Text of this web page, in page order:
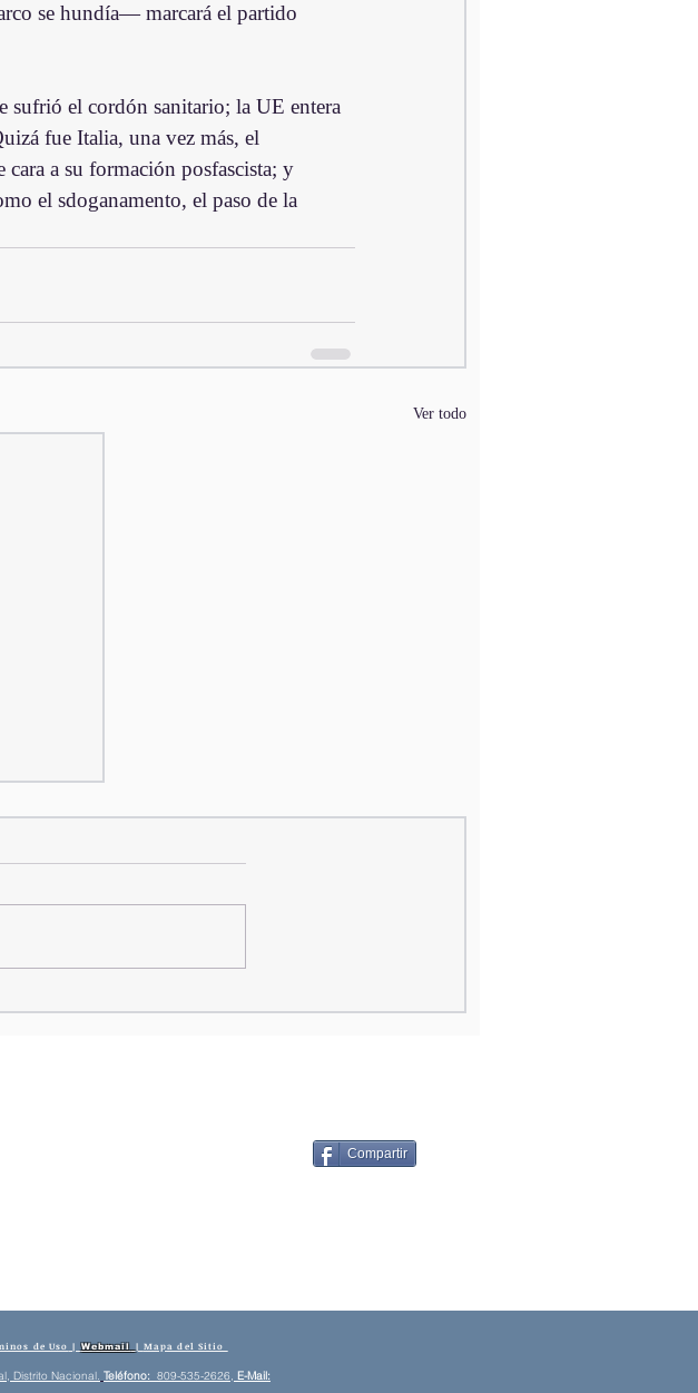
se hundía— marcará el partido
sufrió el cordón sanitario; la UE entera
fue Italia, una vez más, el
a su formación posfascista; y
el sdoganamento, el paso de la
Ver todo
Compartir
de Uso |Webmail | Mapa del Sitio
Distrito Nacional. Teléfono: 809-535-2626, E-Mail: